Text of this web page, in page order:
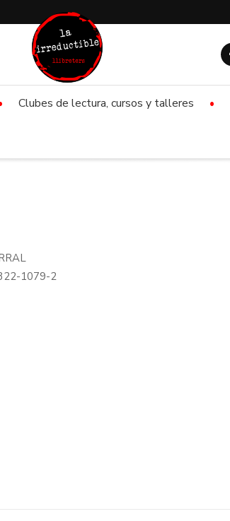
Clubes de lectura, cursos y talleres
1079-2